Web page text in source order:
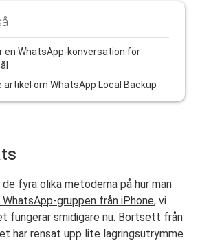
en WhatsApp-konversation för
om WhatsApp Local Backup
fyra olika metoderna påhur man
gruppen från iPhone, vi
fungerar smidigare nu. Bortsett från
har rensat upp lite lagringsutrymme